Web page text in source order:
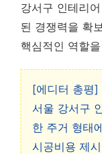
강서구 인테리
된 경쟁력을 확
핵심적인 역할
[에디터 총평]
서울 강서구
한 주거 형태
시공비용 제